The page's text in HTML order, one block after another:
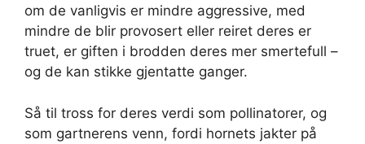
om de vanligvis er mindre aggressive, med
mindre de blir provosert eller reiret deres er
truet, er giften i brodden deres mer smertefull –
og de kan stikke gjentatte ganger.
Så til tross for deres verdi som pollinatorer, og
som gartnerens venn, fordi hornets jakter på